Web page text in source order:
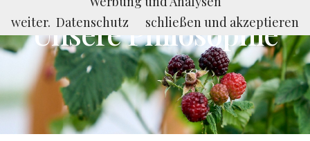
Unsere Philosophie
weiter. Datenschutz schließen und akzeptieren